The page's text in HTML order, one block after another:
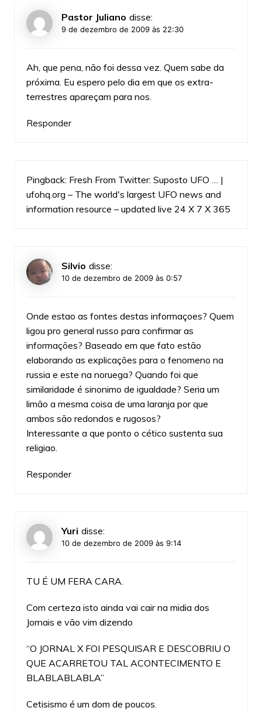
Pastor Juliano disse:
9 de dezembro de 2009 às 22:30
Ah, que pena, não foi dessa vez. Quem sabe da
próxima. Eu espero pelo dia em que os extra-
terrestres apareçam para nos.
Responder
Pingback: Fresh From Twitter: Suposto UFO … |
ufohq.org – The world's largest UFO news and
information resource – updated live 24 X 7 X 365
Silvio disse:
10 de dezembro de 2009 às 0:57
Onde estao as fontes destas informaçoes? Quem
ligou pro general russo para confirmar as
informações? Baseado em que fato estão
elaborando as explicações para o fenomeno na
russia e este na noruega? Quando foi que
similaridade é sinonimo de igualdade? Seria um
limão a mesma coisa de uma laranja por que
ambos são redondos e rugosos?
Interessante a que ponto o cético sustenta sua
religiao.
Responder
Yuri disse:
10 de dezembro de 2009 às 9:14
TU É UM FERA CARA.
Com certeza isto ainda vai cair na midia dos
Jornais e vão vim dizendo
“O JORNAL X FOI PESQUISAR E DESCOBRIU O
QUE ACARRETOU TAL ACONTECIMENTO E
BLABLABLABLA”
Cetisismo é um dom de poucos.